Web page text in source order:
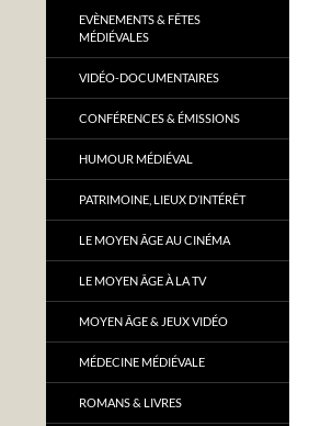
EVÈNEMENTS & FÊTES
MÉDIÉVALES
VIDÉO-DOCUMENTAIRES
CONFÉRENCES & ÉMISSIONS
HUMOUR MÉDIÉVAL
PATRIMOINE, LIEUX D’INTÉRÊT
LE MOYEN ÂGE AU CINÉMA
LE MOYEN ÂGE À LA TV
MOYEN ÂGE & JEUX VIDÉO
MÉDECINE MÉDIÉVALE
ROMANS & LIVRES